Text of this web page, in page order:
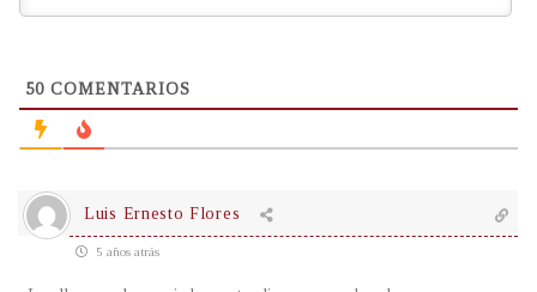
50 COMENTARIOS
Luis Ernesto Flores
5 años atrás